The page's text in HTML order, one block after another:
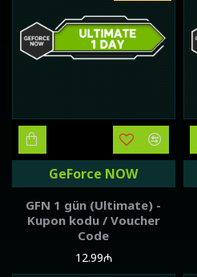
GeForce NOW
GFN 1 gün (Ultimate) -
Kupon kodu / Voucher
Code
12.99₼